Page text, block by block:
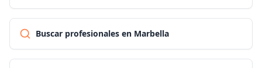
Buscar profesionales en Marbella